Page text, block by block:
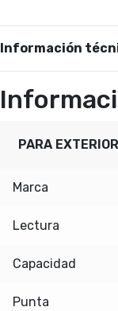
Información
PARA EXTERIOR
Marca
Lectura
Capacidad
Punta